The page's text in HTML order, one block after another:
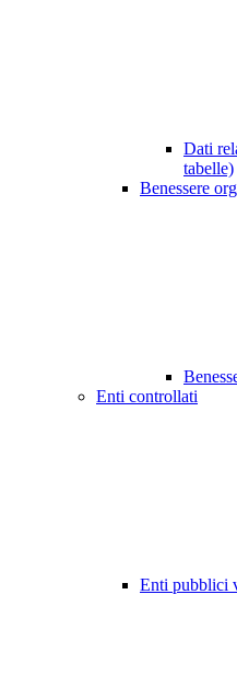
Dati
tabelle)
Benessere
Enti controllati
Enti pubblici